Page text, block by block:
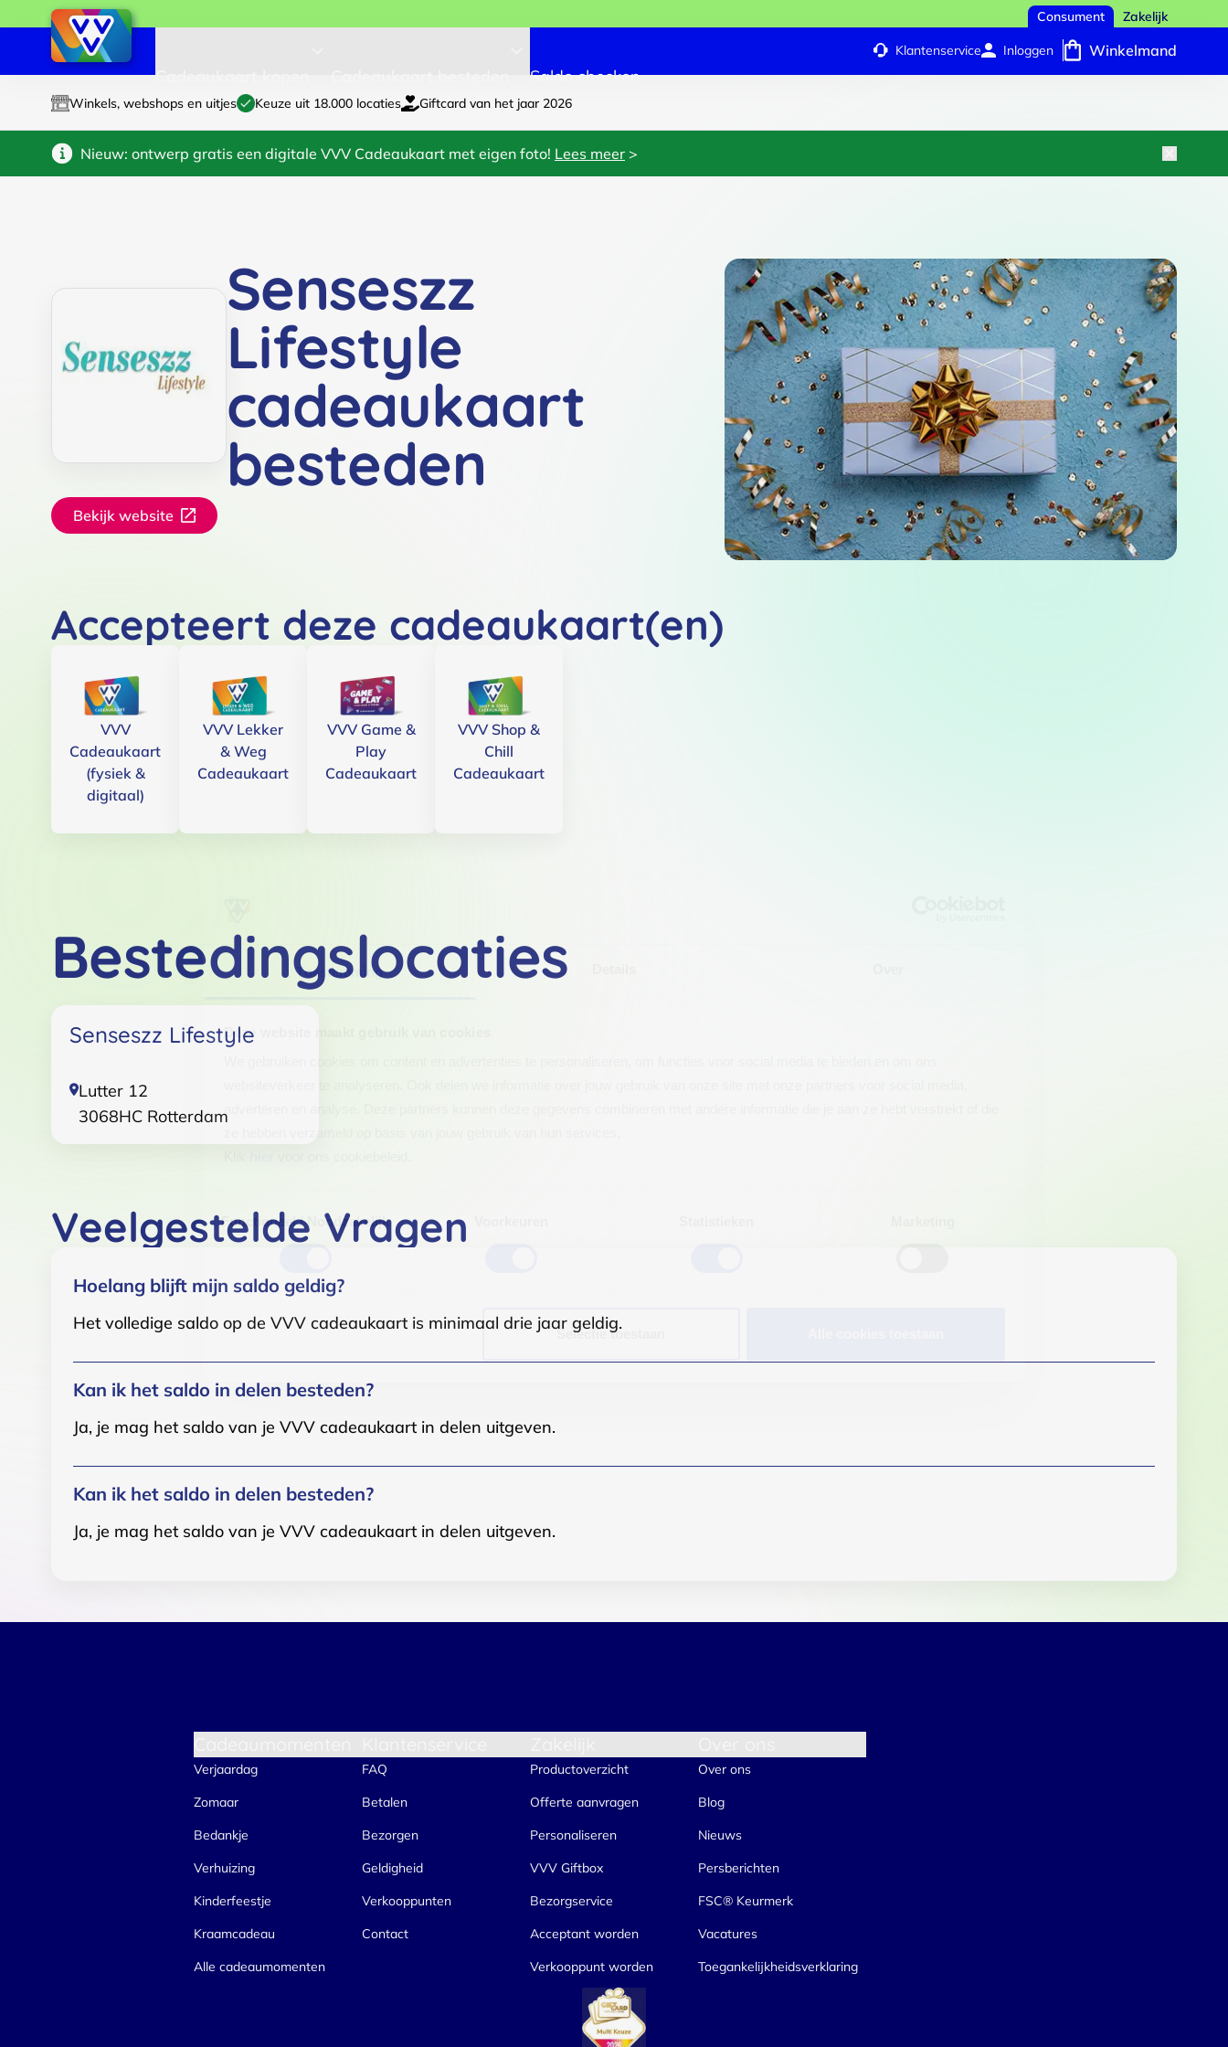
Toestemming
Deze website maakt gebruik van cookies
ze hebben verzameld op basis van jouw gebruik van hun services.
Functioneel / Noodzakelijk
Selectie toestaan
Consument Zakelijk
Saldo checken
Klantenservice Inloggen Winkelmand
Winkels, webshops en uitjes Keuze uit 18.000 locaties Giftcard van het jaar 2026
Nieuw: ontwerp gratis een digitale VVV Cadeaukaart met eigen foto! Lees meer >
Senseszz
Lifestyle
cadeaukaart
besteden
Bekijk website
Accepteert deze cadeaukaart(en)
VVV
Cadeaukaart
(fysiek &
digitaal)
VVV Lekker
& Weg
Cadeaukaart
VVV Game &
Play
Cadeaukaart
VVV Shop &
Chill
Cadeaukaart
Bestedingslocaties
Senseszz Lifestyle
Lutter 12
3068HC Rotterdam
Veelgestelde Vragen
Hoelang blijft mijn saldo geldig?
Het volledige saldo op de VVV cadeaukaart is minimaal drie jaar geldig.
Kan ik het saldo in delen besteden?
Ja, je mag het saldo van je VVV cadeaukaart in delen uitgeven.
Kan ik het saldo in delen besteden?
Ja, je mag het saldo van je VVV cadeaukaart in delen uitgeven.
Verjaardag
Zomaar
Bedankje
Verhuizing
Kinderfeestje
Kraamcadeau
Alle cadeaumomenten
FAQ
Betalen
Bezorgen
Geldigheid
Verkooppunten
Contact
Productoverzicht
Offerte aanvragen
Personaliseren
VVV Giftbox
Bezorgservice
Acceptant worden
Verkooppunt worden
Over ons
Blog
Nieuws
Persberichten
FSC® Keurmerk
Vacatures
Toegankelijkheidsverklaring